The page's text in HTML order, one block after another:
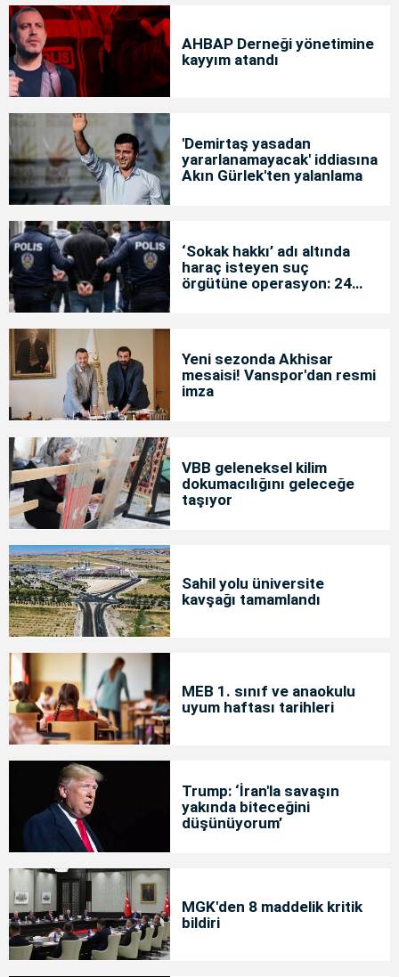
AHBAP Derneği yönetimine
kayyım atandı
'Demirtaş yasadan
yararlanamayacak' iddiasına
Akın Gürlek'ten yalanlama
‘Sokak hakkı’ adı altında
haraç isteyen suç
örgütüne operasyon: 24
Yeni sezonda Akhisar
mesaisi! Vanspor'dan resmi
imza
VBB geleneksel kilim
dokumacılığını geleceğe
taşıyor
Sahil yolu üniversite
kavşağı tamamlandı
MEB 1. sınıf ve anaokulu
uyum haftası tarihleri
Trump: ‘İran'la savaşın
yakında biteceğini
düşünüyorum’
MGK'den 8 maddelik kritik
bildiri